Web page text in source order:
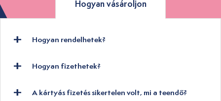
Hogyan vásároljon
Hogyan rendelhetek?
Hogyan fizethetek?
A kártyás fizetés sikertelen volt, mi a teendő?